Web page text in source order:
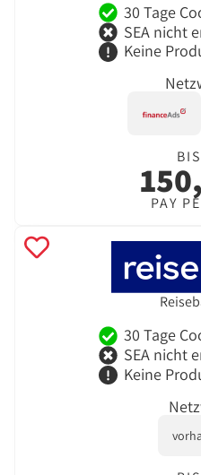
30 Tage
SEA nicht
Keine
PAY
30 Tage
SEA nicht
Keine